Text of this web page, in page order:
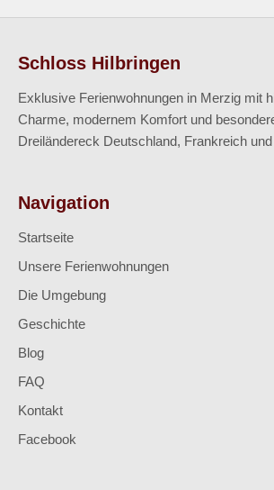
Schloss Hilbringen
Exklusive Ferienwohnungen in Merzig mit
Charme, modernem Komfort und
Dreiländereck Deutschland, Frankreich
Navigation
Startseite
Unsere Ferienwohnungen
Die Umgebung
Geschichte
Blog
FAQ
Kontakt
Facebook